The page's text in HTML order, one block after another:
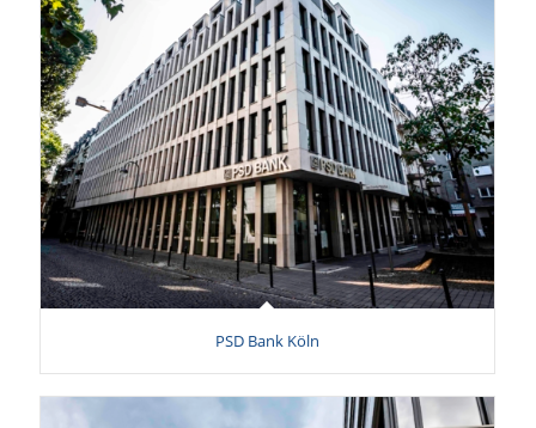
PSD Bank Köln